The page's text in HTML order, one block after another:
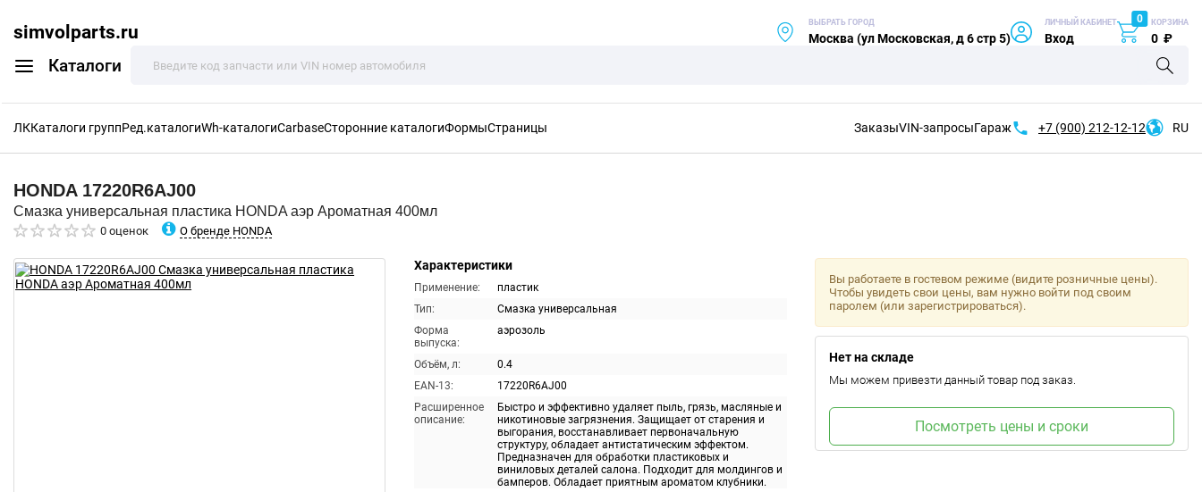
simvolparts.ru
Каталоги
ВЫБРАТЬ ГОРОД
Москва (ул Московская, д 6 стр 5)
ЛИЧНЫЙ КАБИНЕТ
Вход
0 КОРЗИНА
0 ₽
ЛККаталоги группРед.каталогиWh-каталогиCarbaseСторонние каталогиФормыСтраницы ЗаказыVIN-запросыГараж +7 (900) 212-12-12 RU
HONDA 17220R6AJ00
Смазка универсальная пластика HONDA аэр Ароматная 400мл
0 оценок О бренде HONDA
Характеристики
Применение:
пластик
Тип:
Смазка универсальная
Форма
выпуска:
аэрозоль
Объём, л:
0.4
EAN-13:
17220R6AJ00
Расширенное
описание:
Быстро и эффективно удаляет пыль, грязь, масляные и
никотиновые загрязнения. Защищает от старения и
выгорания, восстанавливает первоначальную
структуру, обладает антистатическим эффектом.
Предназначен для обработки пластиковых и
виниловых деталей салона. Подходит для молдингов и
бамперов. Обладает приятным ароматом клубники.
Вы работаете в гостевом режиме (видите розничные цены).
Чтобы увидеть свои цены, вам нужно войти под своим
паролем (или зарегистрироваться).
Нет на складе
Мы можем привезти данный товар под заказ.
Посмотреть цены и сроки